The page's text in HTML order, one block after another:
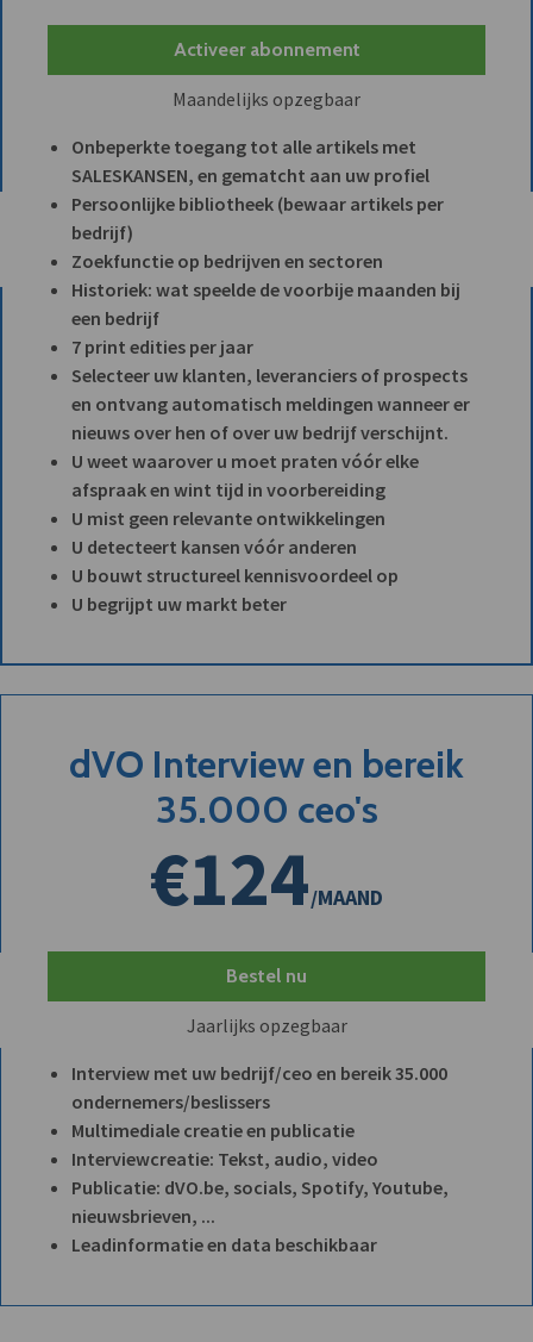
Activeer abonnement
Maandelijks opzegbaar
Onbeperkte toegang tot alle artikels met
SALESKANSEN, en gematcht aan uw profiel
Persoonlijke bibliotheek (bewaar artikels per
bedrijf)
Zoekfunctie op bedrijven en sectoren
Historiek: wat speelde de voorbije maanden bij
een bedrijf
7 print edities per jaar
Selecteer uw klanten, leveranciers of prospects
en ontvang automatisch meldingen wanneer er
nieuws over hen of over uw bedrijf verschijnt.
U weet waarover u moet praten vóór elke
afspraak en wint tijd in voorbereiding
U mist geen relevante ontwikkelingen
U detecteert kansen vóór anderen
U bouwt structureel kennisvoordeel op
U begrijpt uw markt beter
dVO Interview en bereik
35.000 ceo's
€124/MAAND
Bestel nu
Jaarlijks opzegbaar
Interview met uw bedrijf/ceo en bereik 35.000
ondernemers/beslissers
Multimediale creatie en publicatie
Interviewcreatie: Tekst, audio, video
Publicatie: dVO.be, socials, Spotify, Youtube,
nieuwsbrieven, ...
Leadinformatie en data beschikbaar